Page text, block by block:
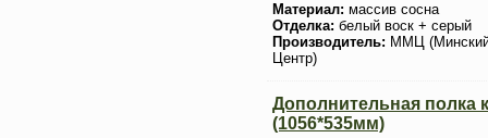
Материал: массив сосна
Отделка: белый воск + серый
Производитель: ММЦ
Центр)
Дополнительная
(1056*535мм)